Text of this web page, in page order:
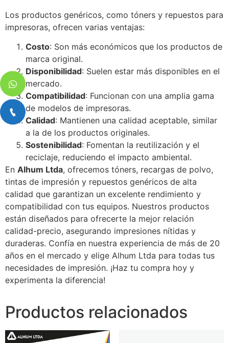
Los productos genéricos, como tóners y repuestos para
impresoras, ofrecen varias ventajas:
Costo: Son más económicos que los productos de
marca original.
Disponibilidad: Suelen estar más disponibles en el
mercado.
Compatibilidad: Funcionan con una amplia gama
de modelos de impresoras.
Calidad: Mantienen una calidad aceptable, similar
a la de los productos originales.
Sostenibilidad: Fomentan la reutilización y el
reciclaje, reduciendo el impacto ambiental.
En Alhum Ltda, ofrecemos tóners, recargas de polvo,
tintas de impresión y repuestos genéricos de alta
calidad que garantizan un excelente rendimiento y
compatibilidad con tus equipos. Nuestros productos
están diseñados para ofrecerte la mejor relación
calidad-precio, asegurando impresiones nítidas y
duraderas. Confía en nuestra experiencia de más de 20
años en el mercado y elige Alhum Ltda para todas tus
necesidades de impresión. ¡Haz tu compra hoy y
experimenta la diferencia!
Productos relacionados